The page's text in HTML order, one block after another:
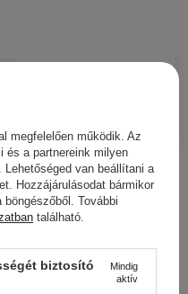
ezeket is
megfelelően működik. Az
és a partnereink milyen
van beállítani a
Hozzájárulásodat bármikor
További
található.
biztosító
Mindig
aktív